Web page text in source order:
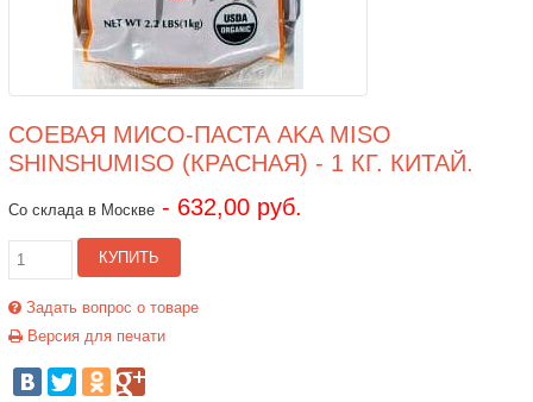
СОЕВАЯ МИСО-ПАСТА AKA MISO
SHINSHUMISO (КРАСНАЯ) - 1 КГ. КИТАЙ.
Со склада в Москве- 632,00 руб.
КУПИТЬ
Задать вопрос о товаре
Версия для печати